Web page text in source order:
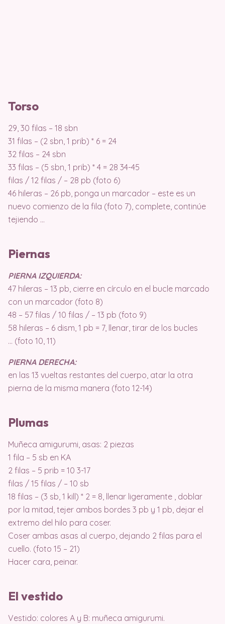
Torso
29, 30 filas – 18 sbn
31 filas – (2 sbn, 1 prib) * 6 = 24
32 filas – 24 sbn
33 filas – (5 sbn, 1 prib) * 4 = 28 34-45
filas / 12 filas / – 28 pb (foto 6)
46 hileras – 26 pb, ponga un marcador – este es un
nuevo comienzo de la fila (foto 7), complete, continúe
tejiendo …
Piernas
PIERNA IZQUIERDA:
47 hileras – 13 pb, cierre en círculo en el bucle marcado
con un marcador (foto 8)
48 – 57 filas / 10 filas / – 13 pb (foto 9)
58 hileras – 6 dism, 1 pb = 7, llenar, tirar de los bucles
… (foto 10, 11)
PIERNA DERECHA:
en las 13 vueltas restantes del cuerpo, atar la otra
pierna de la misma manera (foto 12-14)
Plumas
Muñeca amigurumi, asas: 2 piezas
1 fila – 5 sb en KA
2 filas – 5 prib = 10 3-17
filas / 15 filas / – 10 sb
18 filas – (3 sb, 1 kill) * 2 = 8, llenar ligeramente , doblar
por la mitad, tejer ambos bordes 3 pb y 1 pb, dejar el
extremo del hilo para coser.
Coser ambas asas al cuerpo, dejando 2 filas para el
cuello. (foto 15 – 21)
Hacer cara, peinar.
El vestido
Vestido: colores A y B: muñeca amigurumi.